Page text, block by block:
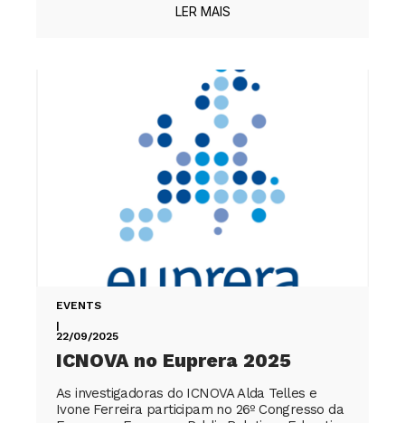
LER MAIS
EVENTS
|
22/09/2025
ICNOVA no Euprera 2025
As investigadoras do ICNOVA Alda Telles e
Ivone Ferreira participam no 26º Congresso da